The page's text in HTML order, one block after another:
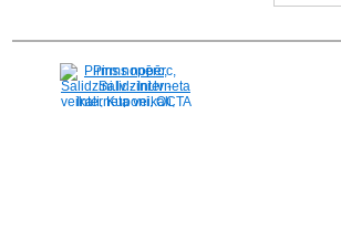
Pirms nopērc,
Salidzini.lv - Interneta
veikali, Kuponi, OCTA